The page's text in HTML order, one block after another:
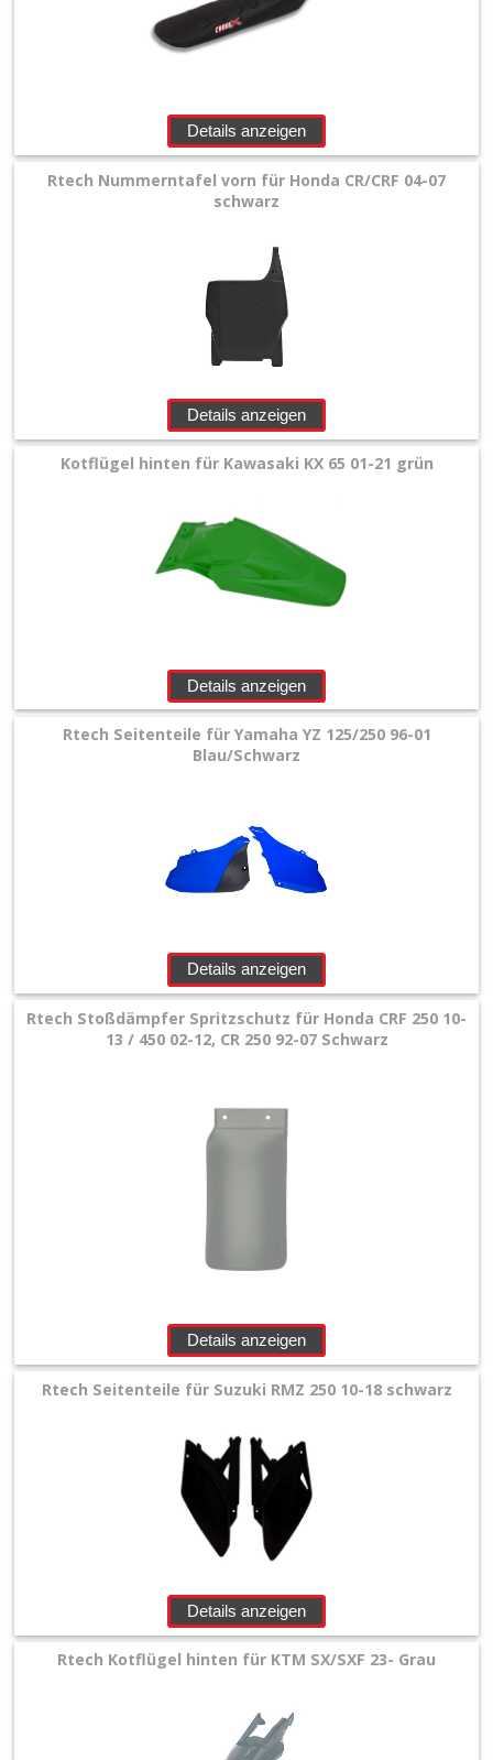
Details anzeigen
Rtech Nummerntafel vorn für Honda CR/CRF 04-07
schwarz
Details anzeigen
Kotflügel hinten für Kawasaki KX 65 01-21 grün
Details anzeigen
Rtech Seitenteile für Yamaha YZ 125/250 96-01
Blau/Schwarz
Details anzeigen
Rtech Stoßdämpfer Spritzschutz für Honda CRF 250 10-
13 / 450 02-12, CR 250 92-07 Schwarz
Details anzeigen
Rtech Seitenteile für Suzuki RMZ 250 10-18 schwarz
Details anzeigen
Rtech Kotflügel hinten für KTM SX/SXF 23- Grau